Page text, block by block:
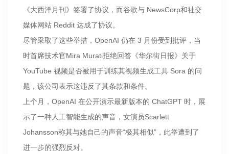
《大西洋月刊》签署了协议，而谷歌与 NewsCorp和社交
媒体网站 Reddit 达成了协议。
尽管采取了这些举措，OpenAI 仍在 3 月份受到批评，当
时首席技术官Mira Murati拒绝回答《华尔街日报》关于
YouTube 视频是否被用于训练其视频生成工具 Sora 的问
题，该公司表示这违反了其条款和条件。
上个月，OpenAI 在公开演示最新版本的 ChatGPT 时，展
示了一种人工智能生成的声音，女演员Scarlett
Johansson称其与她自己的声音“极其相似”，此举遭到了
进一步的强烈反对。